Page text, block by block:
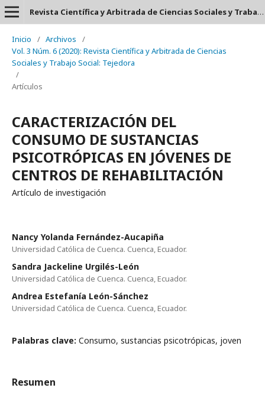
Revista Científica y Arbitrada de Ciencias Sociales y Trabajo Social: Tejedora. ISSN: 2697-3626
Inicio / Archivos
/
Vol. 3 Núm. 6 (2020): Revista Científica y Arbitrada de Ciencias
Sociales y Trabajo Social: Tejedora
/
Artículos
CARACTERIZACIÓN DEL
CONSUMO DE SUSTANCIAS
PSICOTRÓPICAS EN JÓVENES DE
CENTROS DE REHABILITACIÓN
Artículo de investigación
Nancy Yolanda Fernández-Aucapiña
Universidad Católica de Cuenca. Cuenca, Ecuador.
Sandra Jackeline Urgilés-León
Universidad Católica de Cuenca. Cuenca, Ecuador.
Andrea Estefanía León-Sánchez
Universidad Católica de Cuenca. Cuenca, Ecuador.
Palabras clave: Consumo, sustancias psicotrópicas, joven
Resumen